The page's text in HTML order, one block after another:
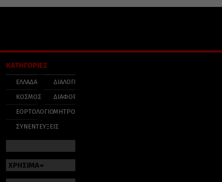
ΚΑΤΗΓΟΡΙΕΣ
ΕΛΛΑΔΑ
ΚΟΣΜΟΣ
ΕΟΡΤΟΛΟΓΙΟ
ΣΥΝΕΝΤΕΥΞΕΙΣ
ΔΙΑΛΟΓΟΣ
ΔΙΑΦΟΡΑ
ΜΗΤΡΟΠΟΛΕΙΣ
ΧΡΗΣΙΜΑ